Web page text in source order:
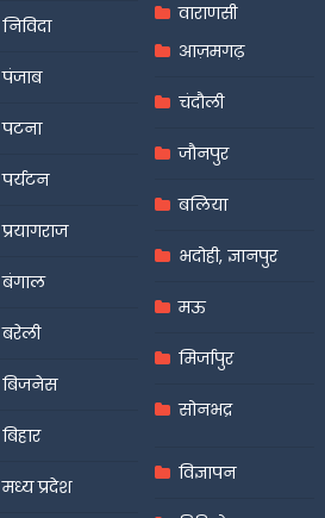
निविदा
पंजाब
पटना
पर्यटन
प्रयागराज
बंगाल
बरेली
बिजनेस
बिहार
मध्य प्रदेश
वाराणसी
आज़मगढ़
चंदौली
जौनपुर
बलिया
भदोही, ज्ञानपुर
मऊ
मिर्जापुर
सोनभद्र
विज्ञापन